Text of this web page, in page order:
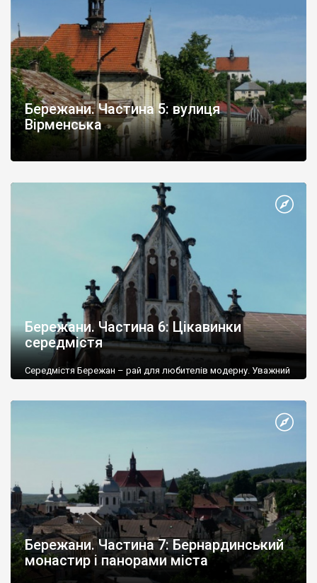
Бережани. Частина 5: вулиця
Вірменська
Бережани. Частина 6: Цікавинки
середмістя
Середмістя Бережан – рай для любителів модерну. Уважний
багатий на різноманітні шедеври громадської архітектури. Це
вілли, це – магістрат і синагога.
Бережани. Частина 7: Бернардинський
монастир і панорами міста